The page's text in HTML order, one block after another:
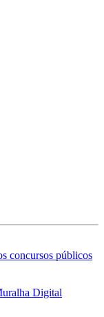
concursos públicos
Digital